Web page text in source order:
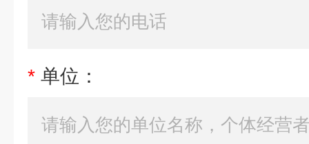
* 单位：